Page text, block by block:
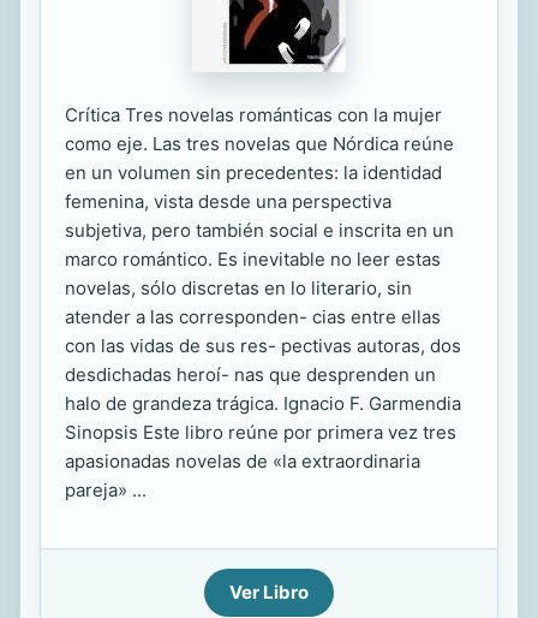
Crítica Tres novelas románticas con la mujer
como eje. Las tres novelas que Nórdica reúne
en un volumen sin precedentes: la identidad
femenina, vista desde una perspectiva
subjetiva, pero también social e inscrita en un
marco romántico. Es inevitable no leer estas
novelas, sólo discretas en lo literario, sin
atender a las corresponden- cias entre ellas
con las vidas de sus res- pectivas autoras, dos
desdichadas heroí- nas que desprenden un
halo de grandeza trágica. Ignacio F. Garmendia
Sinopsis Este libro reúne por primera vez tres
apasionadas novelas de «la extraordinaria
pareja» ...
Ver Libro